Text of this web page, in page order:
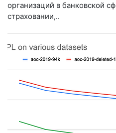
организаций в банковской
страховании,..